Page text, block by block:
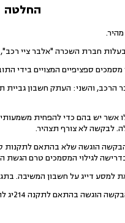
החלטה
חברת השכרה "אלבר ציי
ספציפיים המצויים בידי
והשני: העתק חשבון גביית
אשר יש בהם כדי להפחית
לבקשה לא צורף תצהיר.
הוגשה שלא בהתאם לתקנות
בדרישה לגילוי המסמכים טרם
למסע דייג על חשבון המשיבה.